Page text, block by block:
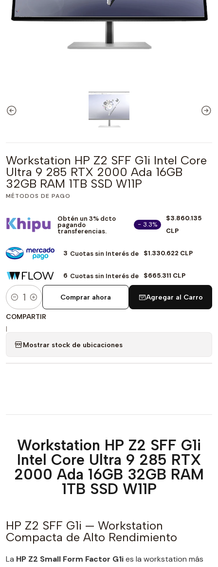
Workstation HP Z2 SFF G1i Intel Core
Ultra 9 285 RTX 2000 Ada 16GB
32GB RAM 1TB SSD W11P
MÉTODOS DE PAGO
Obtén un 3% dcto
pagando
transferencias.
- 3.3%
$3.860.135
CLP
3 Cuotas sin Interés de $1.330.622 CLP
6 Cuotas sin Interés de $665.311 CLP
Cantidad
Agregar al Carro
Comprar ahora
COMPARTIR
|
Mostrar stock de ubicaciones
Workstation HP Z2 SFF G1i
Intel Core Ultra 9 285 RTX
2000 Ada 16GB 32GB RAM
1TB SSD W11P
HP Z2 SFF G1i — Workstation
Compacta de Alto Rendimiento
La HP Z2 Small Form Factor G1ies la workstation más